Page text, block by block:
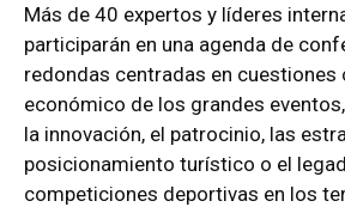
Más de 40 expertos y líderes
participarán en una agenda de
redondas centradas en
económico de los grandes
la innovación, el patrocinio, las
posicionamiento turístico o el
competiciones deportivas en los